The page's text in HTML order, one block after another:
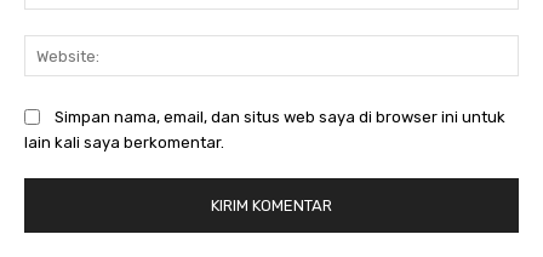
Simpan nama, email, dan situs web saya di browser ini untuk
lain kali saya berkomentar.